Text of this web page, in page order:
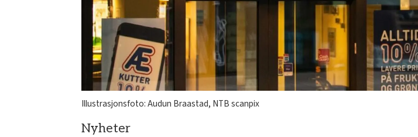
Illustrasjonsfoto: Audun Braastad, NTB scanpix
Nyheter